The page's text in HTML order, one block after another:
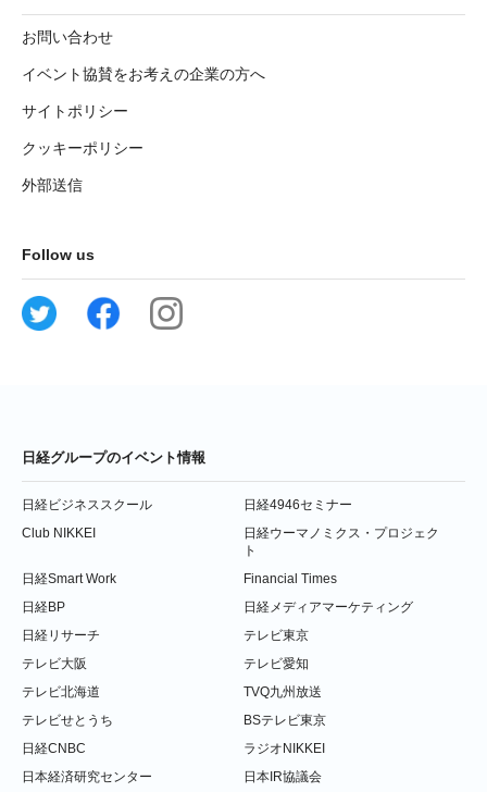
お問い合わせ
イベント協賛をお考えの企業の方へ
サイトポリシー
クッキーポリシー
外部送信
Follow us
日経グループのイベント情報
日経ビジネススクール
日経4946セミナー
Club NIKKEI
日経ウーマノミクス・プロジェク
ト
日経Smart Work
Financial Times
日経BP
日経メディアマーケティング
日経リサーチ
テレビ東京
テレビ大阪
テレビ愛知
テレビ北海道
TVQ九州放送
テレビせとうち
BSテレビ東京
日経CNBC
ラジオNIKKEI
日本経済研究センター
日本IR協議会